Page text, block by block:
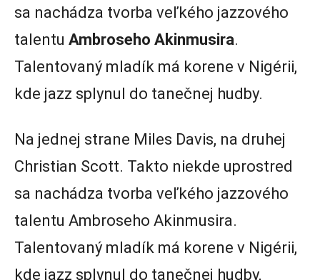
sa nachádza tvorba veľkého jazzového
talentu Ambroseho Akinmusira.
Talentovaný mladík má korene v Nigérii,
kde jazz splynul do tanečnej hudby.
Na jednej strane Miles Davis, na druhej
Christian Scott. Takto niekde uprostred
sa nachádza tvorba veľkého jazzového
talentu Ambroseho Akinmusira.
Talentovaný mladík má korene v Nigérii,
kde jazz splynul do tanečnej hudby,